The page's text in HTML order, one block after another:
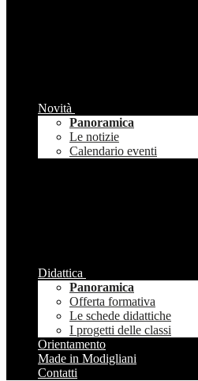
Novità
Panoramica
Le notizie
Calendario eventi
Didattica
Panoramica
Offerta formativa
Le schede didattiche
I progetti delle classi
Orientamento
Made in Modigliani
Contatti